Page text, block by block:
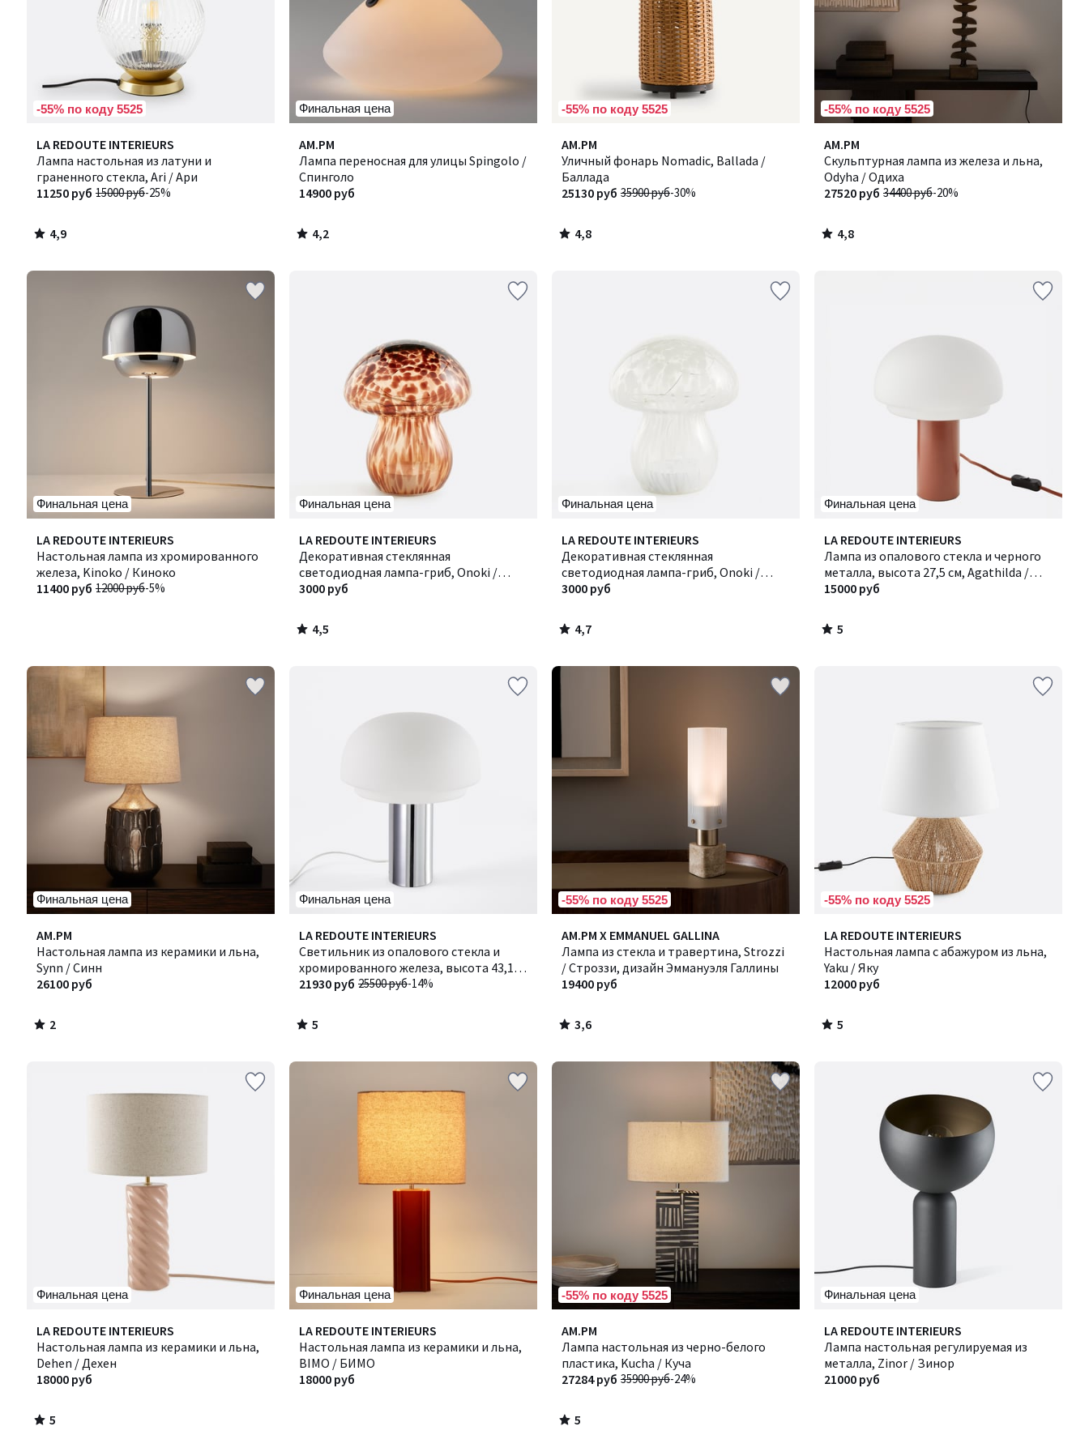
-55% по коду 5525
LA REDOUTE INTERIEURS
Лампа настольная из латуни и
граненного стекла, Ari / Ари
15000 руб-25%
11250 руб
4,9
/ 5
4,9
/
Финальная цена
AM.PM
Лампа переносная для улицы Spingolo /
Спинголо
14900 руб
4,2
/ 5
4,2
/
-55% по коду 5525
AM.PM
Уличный фонарь Nomadic, Ballada /
Баллада
35900 руб-30%
25130 руб
4,8
/ 5
4,8
/
-55% по коду 5525
AM.PM
Скульптурная лампа из железа и льна,
Odyha / Одиха
34400 руб-20%
27520 руб
4,8
/ 5
4,8
/
Финальная цена
LA REDOUTE INTERIEURS
Настольная лампа из хромированного
железа, Kinoko / Киноко
12000 руб-5%
11400 руб
Финальная цена
LA REDOUTE INTERIEURS
Декоративная стеклянная
светодиодная лампа-гриб, Onoki /
Оноки
3000 руб
4,5
/ 5
4,5
/
Финальная цена
LA REDOUTE INTERIEURS
Декоративная стеклянная
светодиодная лампа-гриб, Onoki /
Оноки
3000 руб
4,7
/ 5
4,7
/
Финальная цена
LA REDOUTE INTERIEURS
Лампа из опалового стекла и черного
металла, высота 27,5 см, Agathilda /
Агатильда
15000 руб
5
/
5
5
/
Финальная цена
AM.PM
Настольная лампа из керамики и льна,
Synn / Синн
26100 руб
2
/
5
2
/
Финальная цена
LA REDOUTE INTERIEURS
Светильник из опалового стекла и
хромированного железа, высота 43,1
см, AGATHILDA / АГАТИЛЬДА
25500 руб-14%
21930 руб
5
/
5
5
/
-55% по коду 5525
AM.PM X EMMANUEL GALLINA
Лампа из стекла и травертина, Strozzi
/ Строззи, дизайн Эммануэля Галлины
19400 руб
3,6
/ 5
3,6
/
-55% по коду 5525
LA REDOUTE INTERIEURS
Настольная лампа с абажуром из льна,
Yaku / Яку
12000 руб
5
/
5
5
/
Финальная цена
LA REDOUTE INTERIEURS
Настольная лампа из керамики и льна,
Dehen / Дехен
18000 руб
5
/
5
5
/
Финальная цена
LA REDOUTE INTERIEURS
Настольная лампа из керамики и льна,
BIMO / БИМО
18000 руб
-55% по коду 5525
AM.PM
Лампа настольная из черно-белого
пластика, Kucha / Куча
35900 руб-24%
27284 руб
5
/
5
5
/
Финальная цена
LA REDOUTE INTERIEURS
Лампа настольная регулируемая из
металла, Zinor / Зинор
21000 руб